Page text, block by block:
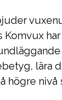
Komvux
lära
högre